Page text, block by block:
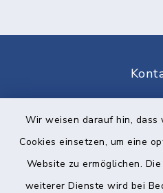
Wir weisen darauf hin,
Cookies einsetzen, um eine
Website zu ermöglichen.
weiterer Dienste wird bei